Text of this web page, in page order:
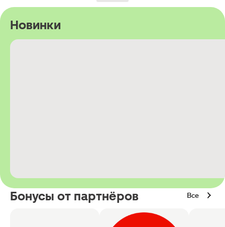
Новинки
Бонусы от партнёров Все